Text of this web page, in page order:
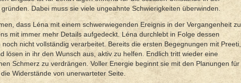
Dabei muss sie viele ungeahnte Schwierigkeiten überwinden.
dass Léna mit einem schwerwiegenden Ereignis in der Vergangenheit zu
mit immer mehr Details aufgedeckt. Léna durchlebt in Folge dessen
nicht vollständig verarbeitet. Bereits die ersten Begegnungen mit Preeti,
in ihr den Wunsch aus, aktiv zu helfen. Endlich tritt wieder eine
Schmerz zu verdrängen. Voller Energie beginnt sie mit den Planungen für
Widerstände von unerwarteter Seite.